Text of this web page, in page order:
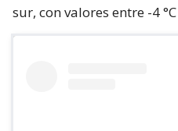
sur, con valores entre -4 °C